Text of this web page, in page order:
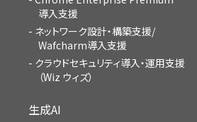
導入支援
ネットワーク設計・構築支援/
Wafcharm導入支援
クラウドセキュリティ導入・運用支援
（Wiz ウィズ）
生成AI